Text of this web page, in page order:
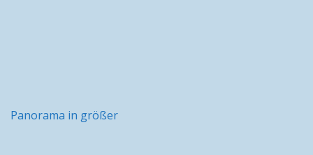
Panorama in größer